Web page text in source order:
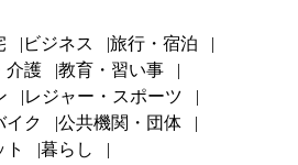
ビジネス
旅行・宿泊
介護
教育・習い事
レジャー・スポーツ
イク
公共機関・団体
ト
暮らし